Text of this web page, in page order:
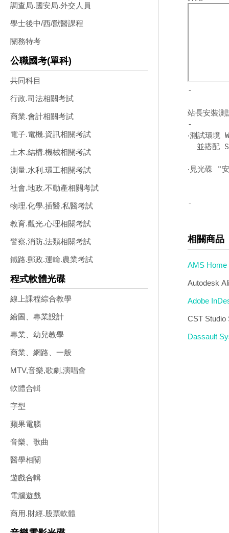
調查局.國安局.外交人員
學士後中/西/獸醫課程
關務特考
公職國考(單科)
共同科目
行政.司法相關考試
商業.會計相關考試
電子.電機.資訊相關考試
土木.結構.機械相關考試
測量.水利.環工相關考試
社會.地政.不動產相關考試
物理.化學.插醫.私醫考試
教育.觀光.心理相關考試
警察,消防,法類相關考試
鐵路.郵政.運輸.農業考試
程式軟體光碟
線上課程綜合教學
繪圖、專業設計
專業、幼兒教學
商業、網路、一般
MTV,音樂,歌劇,演唱會
軟體合輯
字型
蘋果電腦
音樂、歌曲
醫學相關
遊戲合輯
電腦遊戲
商用.財經.股票軟體
-
站長安裝
-
‧測試環境
並搭配
‧見光碟 "
-
相關商品
AMS Home
Autodesk
Adobe
CST Studio
Dassault